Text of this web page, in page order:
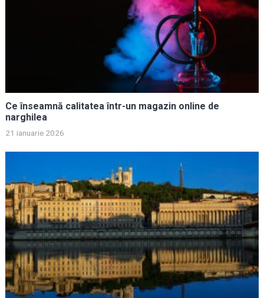
Ce înseamnă calitatea într-un magazin online de
narghilea
21 ianuarie 2026